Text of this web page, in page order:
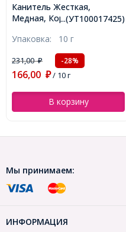
...(УТ100017425)
Канитель Жесткая,
Медная, Коричневый,
не менее 8см, около
165см/10г, (УТ100017425)
Упаковка: 10 г
231,00₽ -28%
166,00 ₽/ 10 г
В корзину
Мы принимаем:
ИНФОРМАЦИЯ